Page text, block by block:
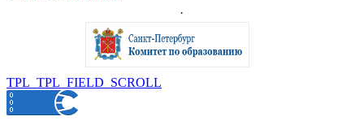
.
TPL_TPL_FIELD_SCROLL